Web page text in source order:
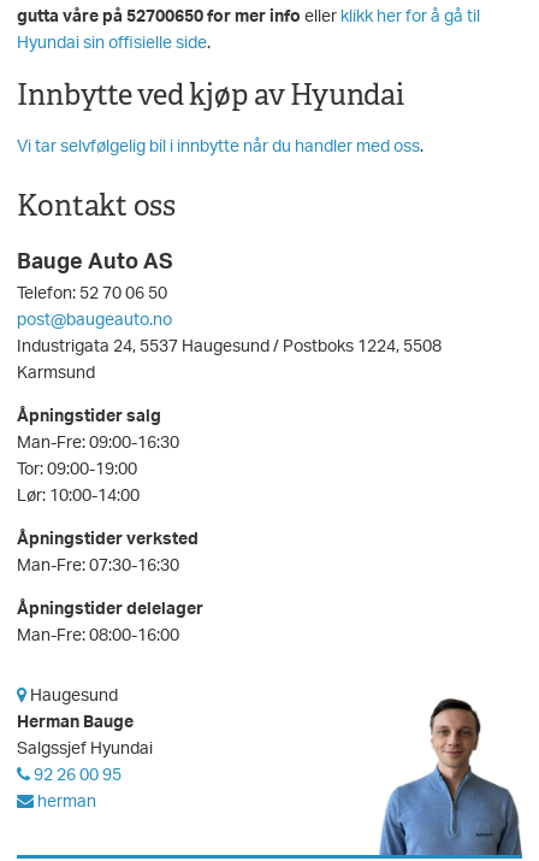
gutta våre på 52700650 for mer infoeller klikk her for å gå til
Hyundai sin offisielle side.
Innbytte ved kjøp av Hyundai
Vi tar selvfølgelig bil i innbytte når du handler med oss.
Kontakt oss
Bauge Auto AS
Telefon: 52 70 06 50
post@baugeauto.no
Industrigata 24, 5537 Haugesund / Postboks 1224, 5508
Karmsund
Åpningstider salg
Man-Fre: 09:00-16:30
Tor: 09:00-19:00
Lør: 10:00-14:00
Åpningstider verksted
Man-Fre: 07:30-16:30
Åpningstider delelager
Man-Fre: 08:00-16:00
Haugesund
Herman Bauge
Salgssjef Hyundai
92 26 00 95
herman